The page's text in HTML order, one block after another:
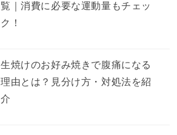
覧｜消費に必要な運動量もチェッ
ク！
生焼けのお好み焼きで腹痛になる
理由とは？見分け方・対処法を紹
介